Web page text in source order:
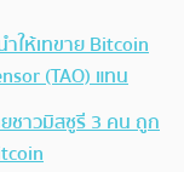
ให้เทขาย Bitcoin
(TAO) แทน
ชาวมิสซูรี 3 คน ถูก